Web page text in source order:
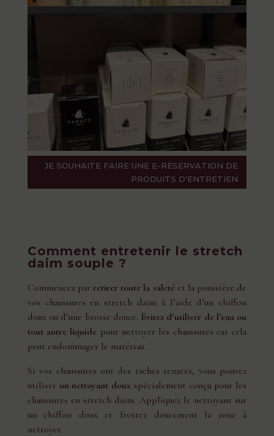
JE SOUHAITE FAIRE UNE E-RÉSERVATION DE
PRODUITS D'ENTRETIEN
Comment entretenir le stretch
daim souple ?
Commencez par retirer toute la saletéet la poussière de
vos chaussures en stretch daim à l’aide d’un chiffon
doux ou d’une brosse douce. Évitez d’utiliser de l’eau ou
tout autre liquide pour nettoyer les chaussures car cela
peut endommager le matériau.
Si vos chaussures ont des taches tenaces, vous pouvez
utiliser un nettoyant doux spécialement conçu pour les
chaussures en stretch daim. Appliquez le nettoyant sur
un chiffon doux et frottez doucement la zone à
nettoyer.